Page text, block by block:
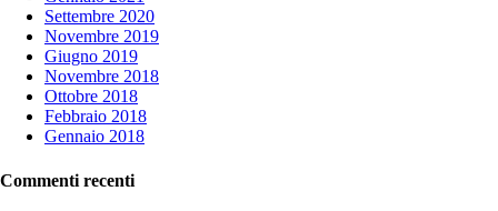
Settembre 2020
Novembre 2019
Giugno 2019
Novembre 2018
Ottobre 2018
Febbraio 2018
Gennaio 2018
Commenti recenti